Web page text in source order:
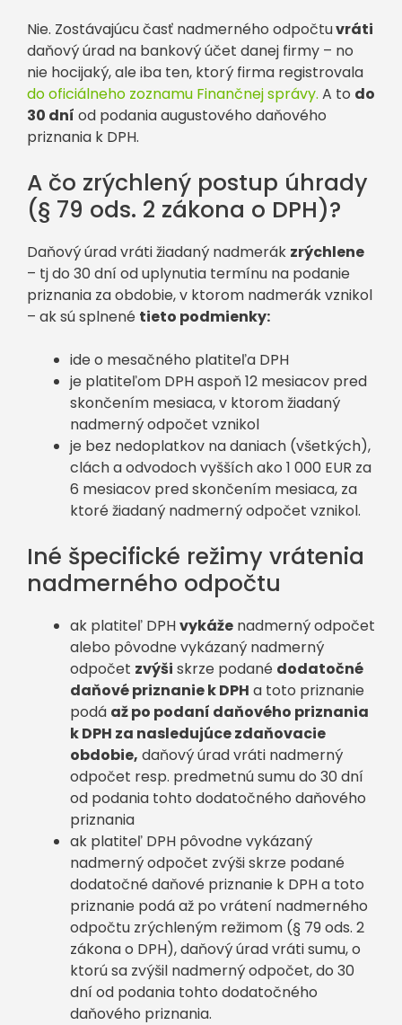
Nie. Zostávajúcu časť nadmerného odpočtuvráti
daňový úrad na bankový účet danej firmy – no
nie hocijaký, ale iba ten, ktorý firma registrovala
do oficiálneho zoznamu Finančnej správy. A to do
30 dní od podania augustového daňového
priznania k DPH.
A čo zrýchlený postup úhrady
(§ 79 ods. 2 zákona o DPH)?
Daňový úrad vráti žiadaný nadmerák zrýchlene
– tj do 30 dní od uplynutia termínu na podanie
priznania za obdobie, v ktorom nadmerák vznikol
– ak sú splnené tieto podmienky:
ide o mesačného platiteľa DPH
je platiteľom DPH aspoň 12 mesiacov pred
skončením mesiaca, v ktorom žiadaný
nadmerný odpočet vznikol
je bez nedoplatkov na daniach (všetkých),
clách a odvodoch vyšších ako 1 000 EUR za
6 mesiacov pred skončením mesiaca, za
ktoré žiadaný nadmerný odpočet vznikol.
Iné špecifické režimy vrátenia
nadmerného odpočtu
ak platiteľ DPHvykáže nadmerný odpočet
alebo pôvodne vykázaný nadmerný
odpočet zvýši skrze podané dodatočné
daňové priznanie k DPH a toto priznanie
podá až po podaní daňového priznania
k DPH za nasledujúce zdaňovacie
obdobie, daňový úrad vráti nadmerný
odpočet resp. predmetnú sumu do 30 dní
od podania tohto dodatočného daňového
priznania
ak platiteľ DPH pôvodne vykázaný
nadmerný odpočet zvýši skrze podané
dodatočné daňové priznanie k DPH a toto
priznanie podá až po vrátení nadmerného
odpočtu zrýchleným režimom (§ 79 ods. 2
zákona o DPH), daňový úrad vráti sumu, o
ktorú sa zvýšil nadmerný odpočet, do 30
dní od podania tohto dodatočného
daňového priznania.